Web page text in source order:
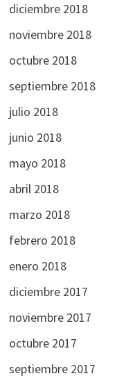
diciembre 2018
noviembre 2018
octubre 2018
septiembre 2018
julio 2018
junio 2018
mayo 2018
abril 2018
marzo 2018
febrero 2018
enero 2018
diciembre 2017
noviembre 2017
octubre 2017
septiembre 2017